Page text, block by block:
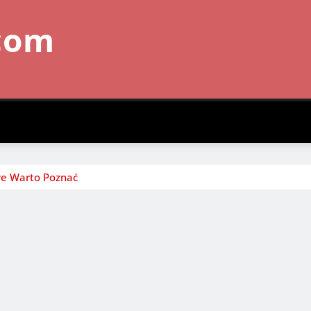
Warto Poznać